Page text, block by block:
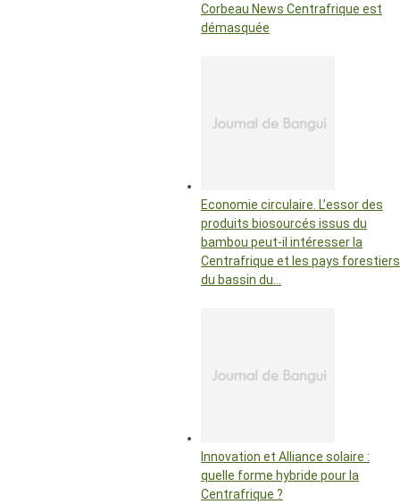
Corbeau News Centrafrique est
démasquée
Economie circulaire. L’essor des
produits biosourcés issus du
bambou peut-il intéresser la
Centrafrique et les pays forestiers
du bassin du…
Innovation et Alliance solaire :
quelle forme hybride pour la
Centrafrique ?